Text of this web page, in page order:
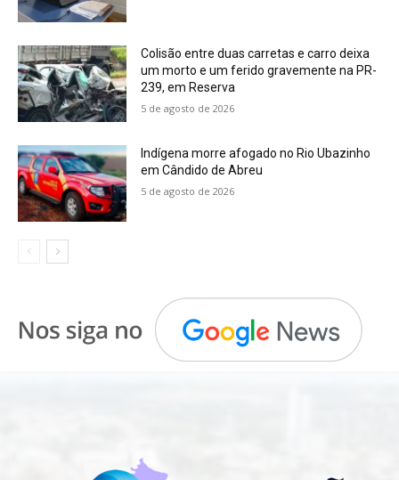
Colisão entre duas carretas e carro deixa
um morto e um ferido gravemente na PR-
239, em Reserva
5 de agosto de 2026
Indígena morre afogado no Rio Ubazinho
em Cândido de Abreu
5 de agosto de 2026